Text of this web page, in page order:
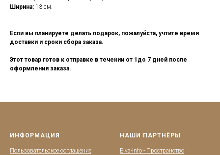
Ширина: 13 см.
Если вы планируете делать подарок, пожалуйста, учтите время
доставки и сроки сбора заказа.
Этот товар готов к отправке в течении от 1до 7 дней после
оформления заказа.
ИНФОРМАЦИЯ
Пользовательское соглашение
НАШИ ПАРТНЁРЫ
Eiva-Info - Пространство